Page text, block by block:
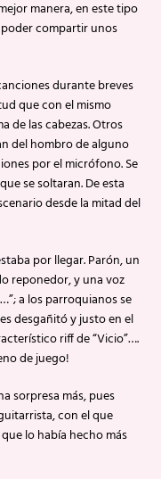
manera, en este tipo
compartir unos
durante breves
que con el mismo
de las cabezas. Otros
del hombro de alguno
por el micrófono. Se
se soltaran. De esta
desde la mitad del
por llegar. Parón, un
reponedor, y una voz
a los parroquianos se
desgañitó y justo en el
riff de “Vicio”….
de juego!
sorpresa más, pues
con el que
lo había hecho más